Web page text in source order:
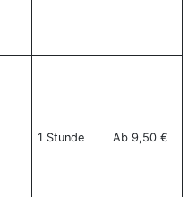
1 Stunde Ab 9,50 €